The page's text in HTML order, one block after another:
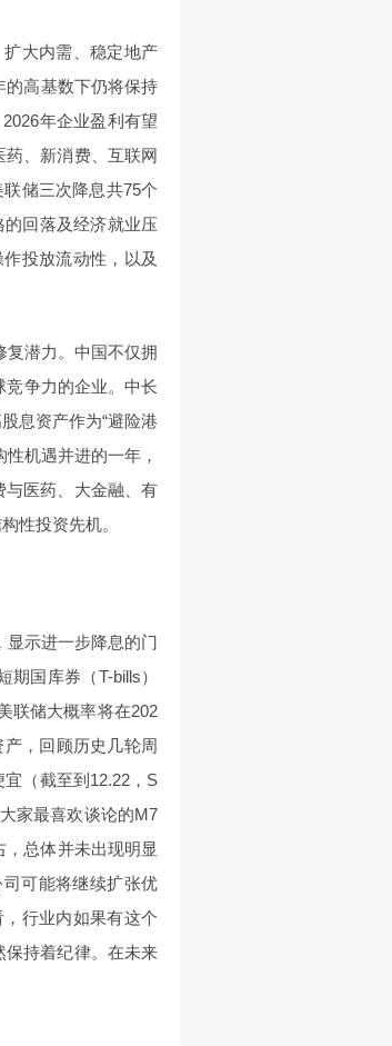
大内需、稳定地产
的高基数下仍将保持
年企业盈利有望
、新消费、互联网
联储三次降息共75个
回落及经济就业压
投放流动性，以及
复潜力。中国不仅拥
争力的企业。中长
息资产作为“避险港
机遇并进的一年，
与医药、大金融、有
性投资先机。
显示进一步降息的门
国库券（T-bills）
联储大概率将在202
，回顾历史几轮周
（截至到12.22，S
家最喜欢谈论的M7
总体并未出现明显
可能将继续扩张优
行业内如果有这个
保持着纪律。在未来